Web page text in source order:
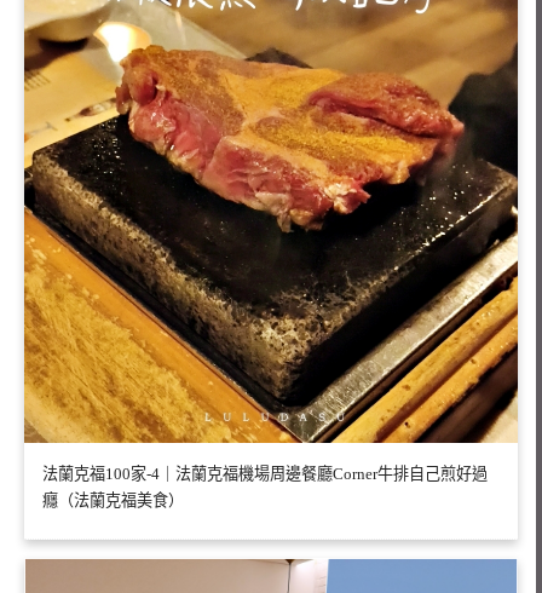
法蘭克福100家-4｜法蘭克福機場周邊餐廳Corner牛排自己煎好過
癮（法蘭克福美食）